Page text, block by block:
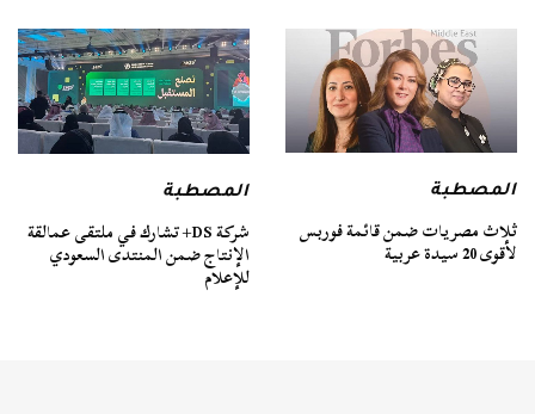
المصطبة
ثلاث مصريات ضمن قائمة فوربس
لأقوى 20 سيدة عربية
المصطبة
شركة DS+ تشارك في ملتقى عمالقة
الإنتاج ضمن المنتدى السعودي
للإعلام